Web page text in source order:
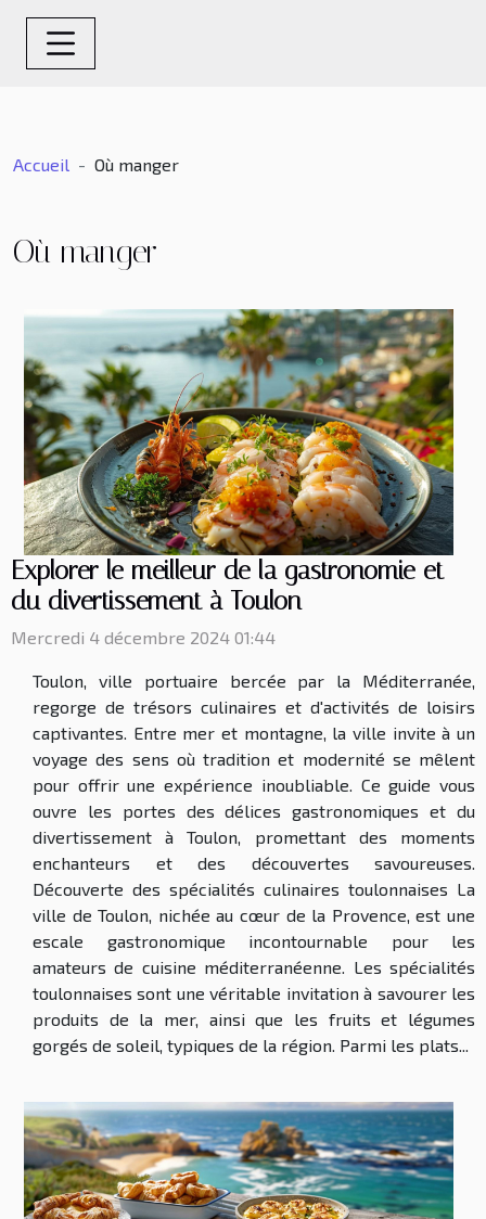
Accueil Où manger
Où manger
Explorer le meilleur de la gastronomie et
du divertissement à Toulon
Mercredi 4 décembre 2024 01:44
Toulon, ville portuaire bercée par la Méditerranée,
regorge de trésors culinaires et d'activités de loisirs
captivantes. Entre mer et montagne, la ville invite à un
voyage des sens où tradition et modernité se mêlent
pour offrir une expérience inoubliable. Ce guide vous
ouvre les portes des délices gastronomiques et du
divertissement à Toulon, promettant des moments
enchanteurs et des découvertes savoureuses.
Découverte des spécialités culinaires toulonnaises La
ville de Toulon, nichée au cœur de la Provence, est une
escale gastronomique incontournable pour les
amateurs de cuisine méditerranéenne. Les spécialités
toulonnaises sont une véritable invitation à savourer les
produits de la mer, ainsi que les fruits et légumes
gorgés de soleil, typiques de la région. Parmi les plats...